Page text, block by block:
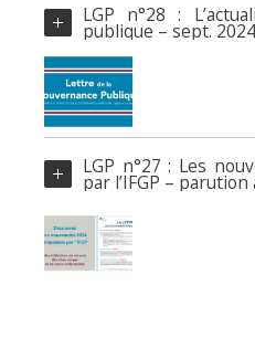
LGP n°28 :
publique – sept. 2024
LGP n°27 : Les
par l’IFGP –